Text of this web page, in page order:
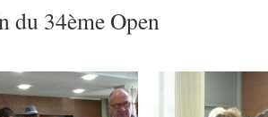
du 34ème Open